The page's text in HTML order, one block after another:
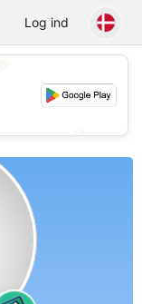
Log ind